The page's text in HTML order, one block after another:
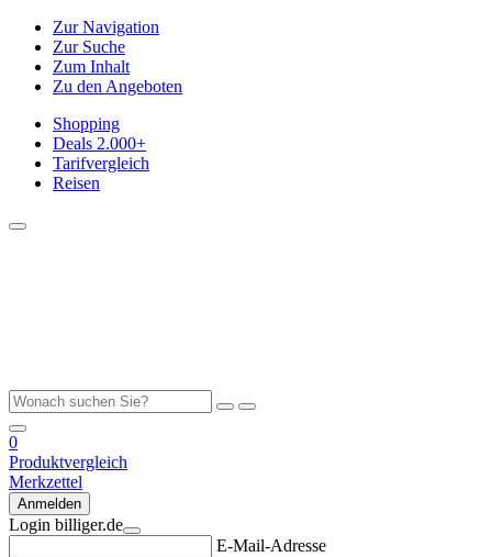
Zur Navigation
Zur Suche
Zum Inhalt
Zu den Angeboten
Shopping
Deals 2.000+
Tarifvergleich
Reisen
0
Produktvergleich
Merkzettel
Anmelden
Login billiger.de
E-Mail-Adresse